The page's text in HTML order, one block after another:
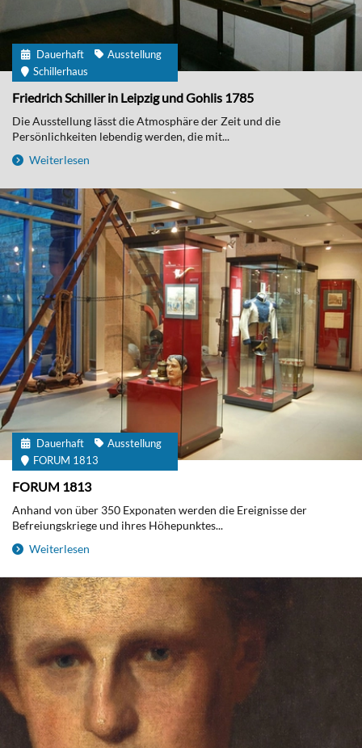
Dauerhaft
Ausstellung
Schillerhaus
Friedrich Schiller in Leipzig und Gohlis 1785
Die Ausstellung lässt die Atmosphäre der Zeit und die
Persönlichkeiten lebendig werden, die mit...
Weiterlesen
Dauerhaft
Ausstellung
FORUM 1813
FORUM 1813
Anhand von über 350 Exponaten werden die Ereignisse der
Befreiungskriege und ihres Höhepunktes...
Weiterlesen